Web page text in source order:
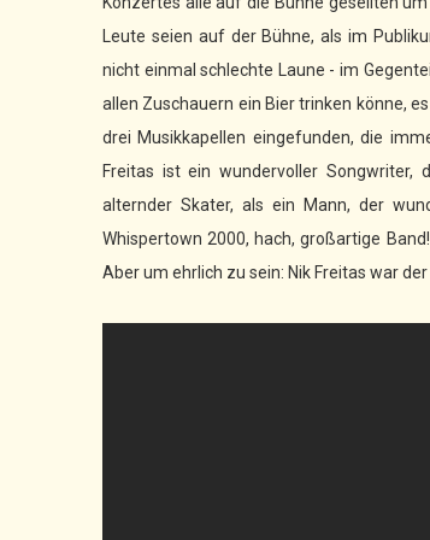
Leute seien auf der Bühne, als im
nicht einmal schlechte Laune - im
allen Zuschauern ein Bier trinken könne,
drei Musikkapellen eingefunden, die
Freitas ist ein wundervoller Songwriter,
alternder Skater, als ein Mann, der
Whispertown 2000, hach, großartige
Aber um ehrlich zu sein: Nik Freitas war